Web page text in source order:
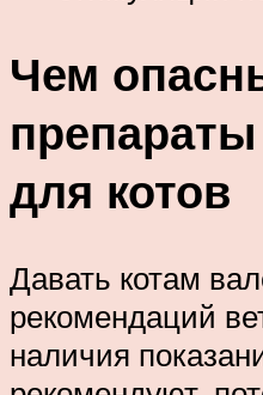
Чем
для котов
Давать котам
рекомендаций
наличия